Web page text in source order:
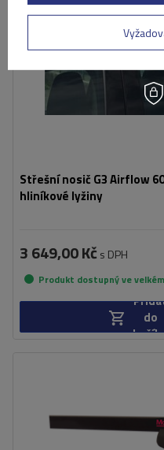
Střešní nosič G3 Airflow
hliníkové lyžiny
3 649,00 Kč s DPH
Produkt dostupný ve
do